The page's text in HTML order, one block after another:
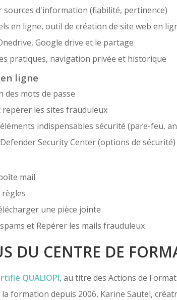
sources d'information (fiabilité, pertinence)
en ligne, outil de création de site web en
Google drive et le partage
pratiques, navigation privée et historique
ligne
des mots de passe
repérer les sites frauduleux
indispensables sécurité (pare-feu,
Security Center (options de sécurité)
mail
règles
une pièce jointe
et Repérer les mails frauduleux
DU CENTRE DE
QUALIOPI, au titre des Actions de
la formation depuis 2006, Karine Sautel,